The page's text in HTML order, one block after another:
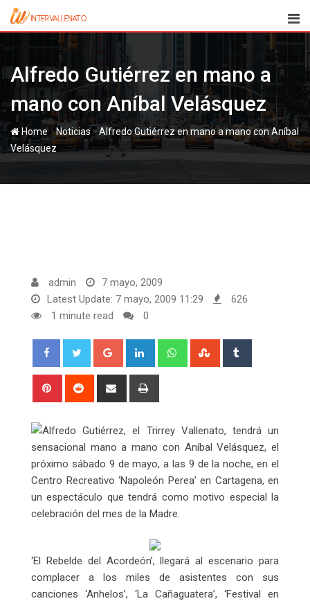
Skip
Alfredo Gutiérrez en mano a
mano con Aníbal Velásquez
Home-Noticias-Alfredo Gutiérrez en mano a mano con Aníbal
Velásquez
admin
7 mayo, 2009
Latest Update: 7 mayo, 2009 11:29
626
1 minute read
0
Google+ LinkedIn WhatsappStumbleUpon
Pinterest Reddit
Share
Alfredo Gutiérrez, el Trirrey Vallenato, tendrá un
sensacional mano a mano con Aníbal Velásquez, el
próximo sábado 9 de mayo, a las 9 de la noche, en el
Centro Recreativo ‘Napoleón Perea’ en Cartagena, en
un espectáculo que tendrá como motivo especial la
celebración del mes de la Madre.
‘El Rebelde del Acordeón’, llegará al escenario para
complacer a los miles de asistentes con sus
canciones ‘Anhelos’, ‘La Cañaguatera’, ‘Festival en